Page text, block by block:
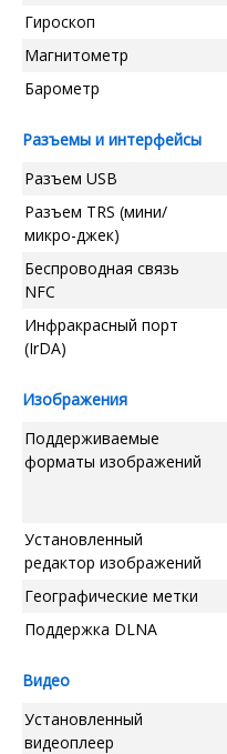
Гироскоп
Магнитометр
Барометр
Разъемы и интерфейсы
Разъем USB
Разъем TRS (мини/
микро-джек)
Беспроводная связь
NFC
Инфракрасный порт
(IrDA)
Изображения
Поддерживаемые
форматы изображений
Установленный
редактор изображений
Географические метки
Поддержка DLNA
Видео
Установленный
видеоплеер